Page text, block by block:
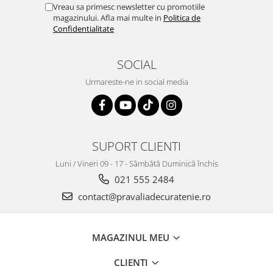
Vreau sa primesc newsletter cu promotiile
magazinului. Afla mai multe in Politica de
Confidentialitate
SOCIAL
Urmareste-ne in social media
SUPORT CLIENTI
Luni / Vineri 09 - 17 - Sâmbătă Duminică închis
021 555 2484
contact@pravaliadecuratenie.ro
MAGAZINUL MEU
CLIENTI